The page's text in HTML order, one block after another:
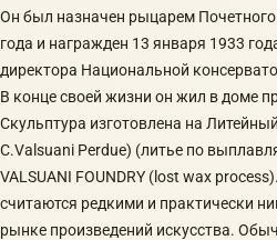
Он был назначен рыцарем Почетного
года и награжден 13 января 1933
директора Национальной
В конце своей жизни он жил в доме
Скульптура изготовлена на
C.Valsuani Perdue) (литье по
VALSUANI FOUNDRY (lost wax
считаются редкими и практически
рынке произведений искусства.